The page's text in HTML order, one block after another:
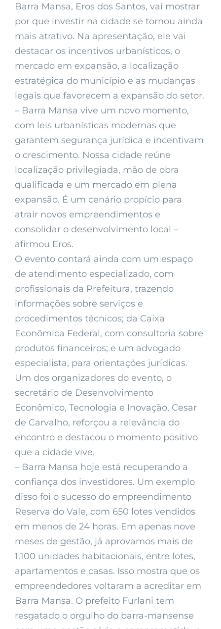
Barra Mansa, Eros dos Santos, vai mostrar
por que investir na cidade se tornou ainda
mais atrativo. Na apresentação, ele vai
destacar os incentivos urbanísticos, o
mercado em expansão, a localização
estratégica do município e as mudanças
legais que favorecem a expansão do setor.
– Barra Mansa vive um novo momento,
com leis urbanísticas modernas que
garantem segurança jurídica e incentivam
o crescimento. Nossa cidade reúne
localização privilegiada, mão de obra
qualificada e um mercado em plena
expansão. É um cenário propício para
atrair novos empreendimentos e
consolidar o desenvolvimento local –
afirmou Eros.
O evento contará ainda com um espaço
de atendimento especializado, com
profissionais da Prefeitura, trazendo
informações sobre serviços e
procedimentos técnicos; da Caixa
Econômica Federal, com consultoria sobre
produtos financeiros; e um advogado
especialista, para orientações jurídicas.
Um dos organizadores do evento, o
secretário de Desenvolvimento
Econômico, Tecnologia e Inovação, Cesar
de Carvalho, reforçou a relevância do
encontro e destacou o momento positivo
que a cidade vive.
– Barra Mansa hoje está recuperando a
confiança dos investidores. Um exemplo
disso foi o sucesso do empreendimento
Reserva do Vale, com 650 lotes vendidos
em menos de 24 horas. Em apenas nove
meses de gestão, já aprovamos mais de
1.100 unidades habitacionais, entre lotes,
apartamentos e casas. Isso mostra que os
empreendedores voltaram a acreditar em
Barra Mansa. O prefeito Furlani tem
resgatado o orgulho do barra-mansense